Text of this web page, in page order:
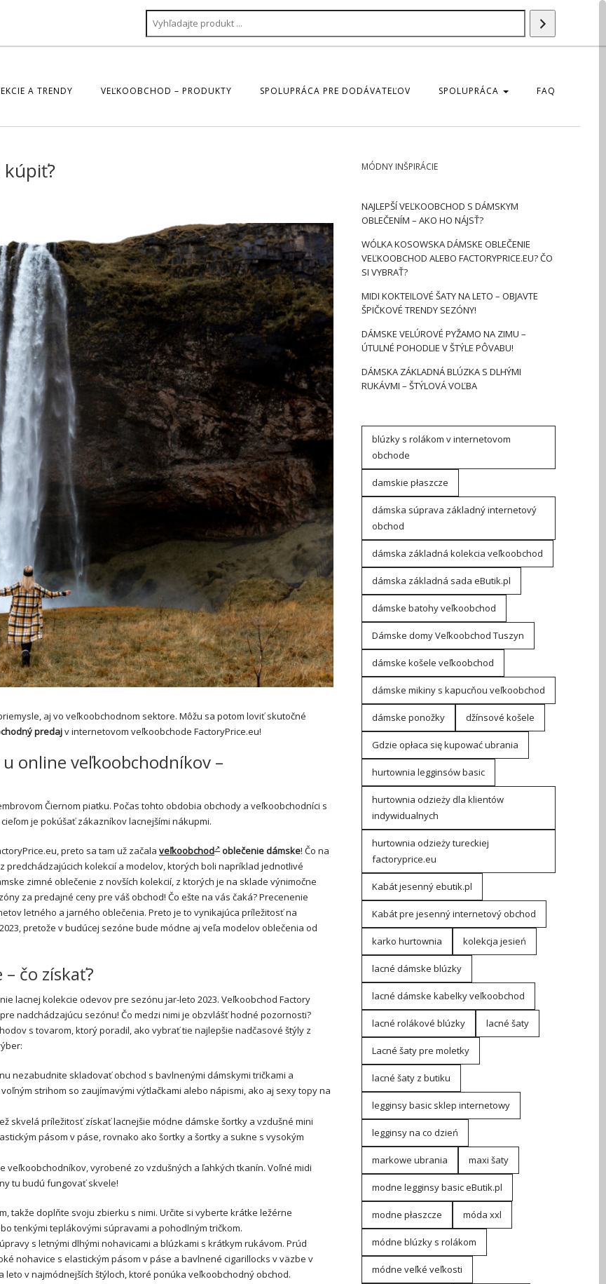
produktu
A TRENDY VEĽKOOBCHOD – PRODUKTY SPOLUPRÁCA PRE DODÁVATEĽOV SPOLUPRÁCA FAQ
aj vo veľkoobchodnom sektore. Môžu sa potom loviť skutočné
predajv internetovom veľkoobchode FactoryPrice.eu!
online veľkoobchodníkov –
Čiernom piatku. Počas tohto obdobia obchody a veľkoobchodníci s
je pokúšať zákazníkov lacnejšími nákupmi.
preto sa tam už začala veľkoobchod oblečenie dámske! Čo na
predchádzajúcich kolekcií a modelov, ktorých boli napríklad jednotlivé
zimné oblečenie z novších kolekcií, z ktorých je na sklade výnimočne
za predajné ceny pre váš obchod! Čo ešte na vás čaká? Precenenie
letného a jarného oblečenia. Preto je to vynikajúca príležitosť na
pretože v budúcej sezóne bude módne aj veľa modelov oblečenia od
čo získať?
lacnej kolekcie odevov pre sezónu jar-leto 2023. Veľkoobchod Factory
nadchádzajúcu sezónu! Čo medzi nimi je obzvlášť hodné pozornosti?
s tovarom, ktorý poradil, ako vybrať tie najlepšie nadčasové štýly z
nezabudnite skladovať obchod s bavlnenými dámskymi tričkami a
strihom so zaujímavými výtlačkami alebo nápismi, ako aj sexy topy na
skvelá príležitosť získať lacnejšie módne dámske šortky a vzdušné mini
pásom v páse, rovnako ako šortky a šortky a sukne s vysokým
vyrobené zo vzdušných a ľahkých tkanín. Voľné midi
tu budú fungovať skvele!
takže doplňte svoju zbierku s nimi. Určite si vyberte krátke ležérne
tenkými teplákovými súpravami a pohodlným tričkom.
s letnými dlhými nohavicami a blúzkami s krátkym rukávom. Prúd
nohavice s elastickým pásom v páse a bavlnené cigarillocks v väzbe v
v najmódnejších štýloch, ktoré ponúka veľkoobchodný obchod.
MÓDNY INŠPIRÁCIE
NAJLEPŠÍ VEĽKOOBCHOD S DÁMSKYM
OBLEČENÍM – AKO HO NÁJSŤ?
WÓLKA KOSOWSKA DÁMSKE OBLEČENIE
VEĽKOOBCHOD ALEBO FACTORYPRICE.EU? ČO
SI VYBRAŤ?
MIDI KOKTEILOVÉ ŠATY NA LETO – OBJAVTE
ŠPIČKOVÉ TRENDY SEZÓNY!
DÁMSKE VELÚROVÉ PYŽAMO NA ZIMU –
ÚTULNÉ POHODLIE V ŠTÝLE PÔVABU!
DÁMSKA ZÁKLADNÁ BLÚZKA S DLHÝMI
RUKÁVMI – ŠTÝLOVÁ VOĽBA
blúzky s rolákom v internetovom
obchode
damskie płaszcze
dámska súprava základný internetový
obchod
dámska základná kolekcia veľkoobchod
dámska základná sada eButik.pl
dámske batohy veľkoobchod
Dámske domy Veľkoobchod Tuszyn
dámske košele veľkoobchod
dámske mikiny s kapucňou veľkoobchod
dámske ponožky džínsové košele
Gdzie opłaca się kupować ubrania
hurtownia legginsów basic
hurtownia odzieży dla klientów
indywidualnych
hurtownia odzieży tureckiej
factoryprice.eu
Kabát jesenný ebutik.pl
Kabát pre jesenný internetový obchod
karko hurtownia kolekcja jesień
lacné dámske blúzky
lacné dámske kabelky veľkoobchod
lacné rolákové blúzky lacné šaty
Lacné šaty pre moletky
lacné šaty z butiku
legginsy basic sklep internetowy
legginsy na co dzień
markowe ubrania maxi šaty
modne legginsy basic eButik.pl
modne płaszcze móda xxl
módne blúzky s rolákom
módne veľké veľkosti